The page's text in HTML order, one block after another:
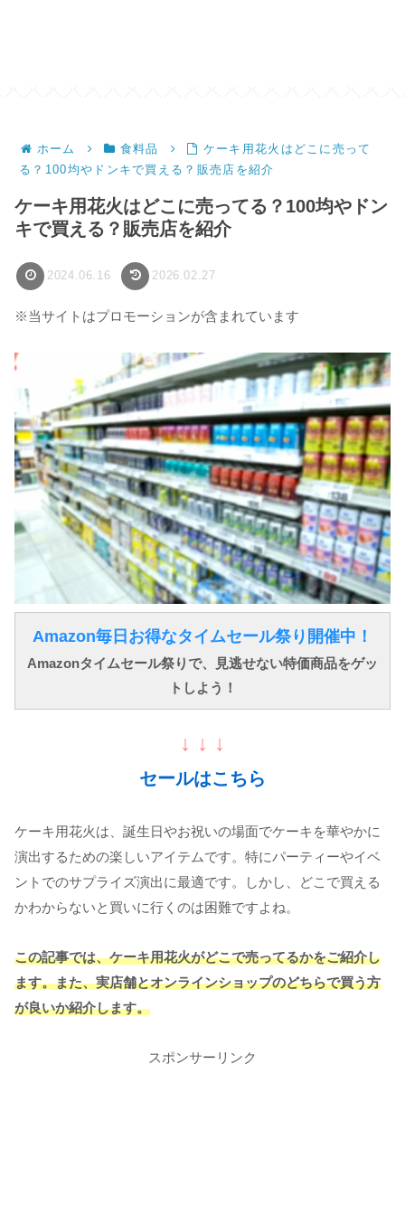
ホーム 食料品
ケーキ用花火はどこに売って
る？100均やドンキで買える？販売店を紹介
ケーキ用花火はどこに売ってる？100均やドン
キで買える？販売店を紹介
2024.06.16 2026.02.27
※当サイトはプロモーションが含まれています
Amazon毎日お得なタイムセール祭り開催中！
Amazonタイムセール祭りで、見逃せない特価商品をゲッ
トしよう！
↓ ↓ ↓
セールはこちら
ケーキ用花火は、誕生日やお祝いの場面でケーキを華やかに
演出するための楽しいアイテムです。特にパーティーやイベ
ントでのサプライズ演出に最適です。しかし、どこで買える
かわからないと買いに行くのは困難ですよね。
この記事では、ケーキ用花火がどこで売ってるかをご紹介し
ます。また、実店舗とオンラインショップのどちらで買う方
が良いか紹介します。
スポンサーリンク